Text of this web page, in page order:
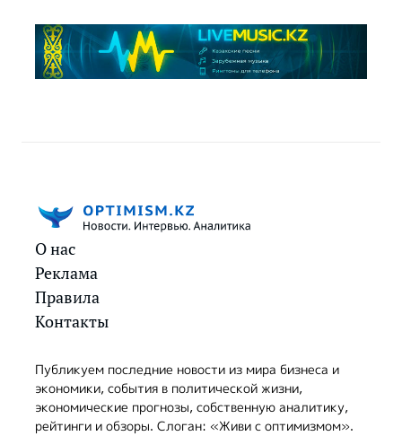
О нас
Реклама
Правила
Контакты
Публикуем последние новости из мира бизнеса и
экономики, события в политической жизни,
экономические прогнозы, собственную аналитику,
рейтинги и обзоры. Слоган: «Живи с оптимизмом».